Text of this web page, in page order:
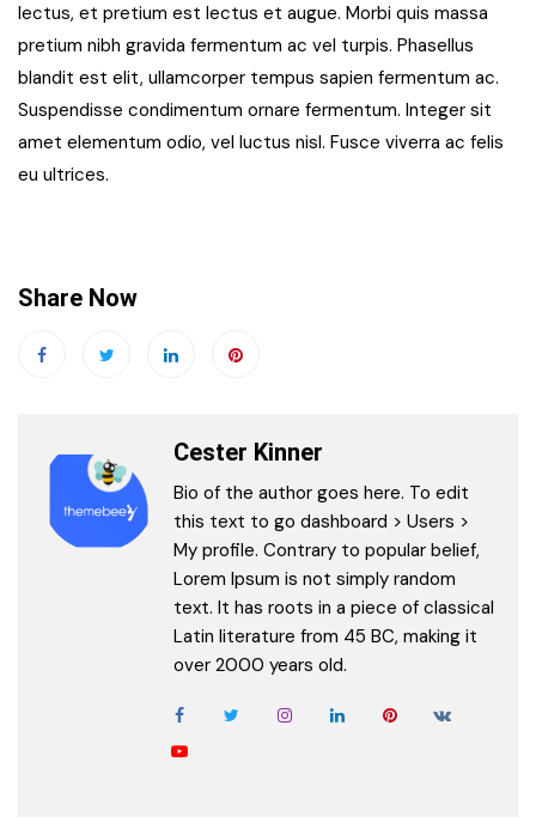
lectus, et pretium est lectus et augue. Morbi quis massa
pretium nibh gravida fermentum ac vel turpis. Phasellus
blandit est elit, ullamcorper tempus sapien fermentum ac.
Suspendisse condimentum ornare fermentum. Integer sit
amet elementum odio, vel luctus nisl. Fusce viverra ac felis
eu ultrices.
Share Now
Cester Kinner
Bio of the author goes here. To edit
this text to go dashboard > Users >
My profile. Contrary to popular belief,
Lorem Ipsum is not simply random
text. It has roots in a piece of classical
Latin literature from 45 BC, making it
over 2000 years old.